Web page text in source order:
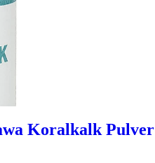
Koralkalk Pulver